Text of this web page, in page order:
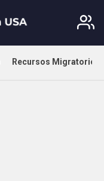
Recursos Migratorios